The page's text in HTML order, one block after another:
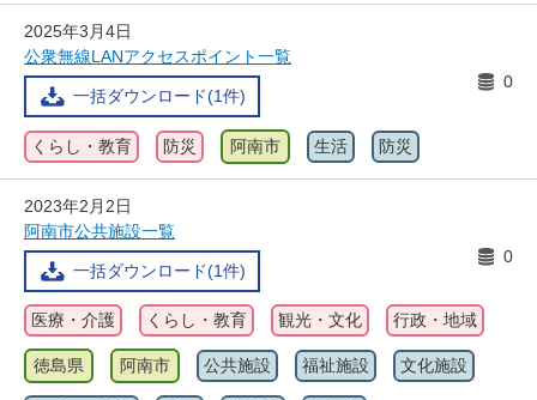
2025年3月4日
公衆無線LANアクセスポイント一覧
一括ダウンロード(1件)
0
くらし・教育 防災 阿南市 生活 防災
2023年2月2日
阿南市公共施設一覧
一括ダウンロード(1件)
0
医療・介護 くらし・教育 観光・文化 行政・地域
徳島県 阿南市 公共施設 福祉施設 文化施設